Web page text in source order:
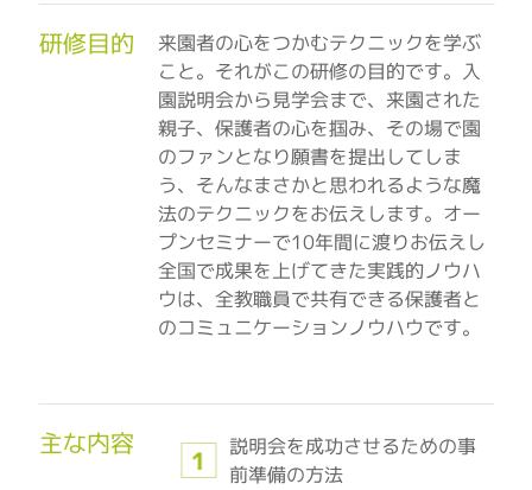
研修目的 来園者の心をつかむテクニックを学ぶ
こと。それがこの研修の目的です。入
園説明会から見学会まで、来園された
親子、保護者の心を掴み、その場で園
のファンとなり願書を提出してしま
う、そんなまさかと思われるような魔
法のテクニックをお伝えします。オー
プンセミナーで10年間に渡りお伝えし
全国で成果を上げてきた実践的ノウハ
ウは、全教職員で共有できる保護者と
のコミュニケーションノウハウです。
主な内容 説明会を成功させるための事
前準備の方法